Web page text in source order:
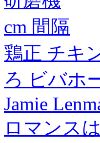
cm 間隔
鶏正 チキ
ろ ビバホ
Jamie
ロマンス